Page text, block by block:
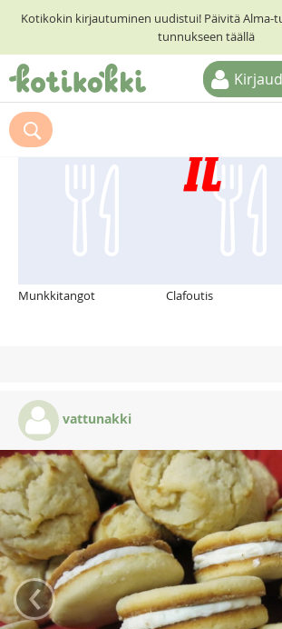
Kotikokin kirjautuminen uudistui! Päivitä Alma-
tunnukseen täällä
ETUSIVU
RESEPTIHAKU
Suosittelemme myös
Munkkitangot Clafoutis
vattunakki
‹